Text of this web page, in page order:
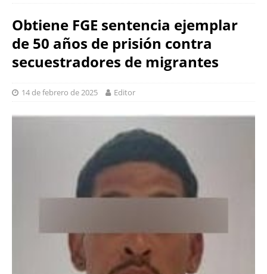
Obtiene FGE sentencia ejemplar
de 50 años de prisión contra
secuestradores de migrantes
14 de febrero de 2025 Editor